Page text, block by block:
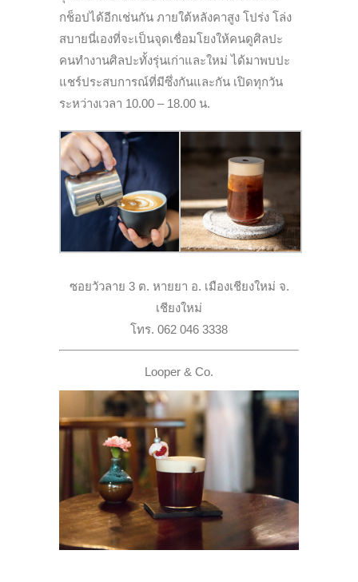
กช็อปได้อีกเช่นกัน ภายใต้หลังคาสูง โปร่ง โล่ง
สบายนี่เองที่จะเป็นจุดเชื่อมโยงให้คนดูศิลปะ
คนทำงานศิลปะทั้งรุ่นเก่าและใหม่ ได้มาพบปะ
แชร์ประสบการณ์ที่มีซึ่งกันและกัน เปิดทุกวัน
ระหว่างเวลา 10.00 – 18.00 น.
ซอยวัวลาย 3 ต. หายยา อ. เมืองเชียงใหม่ จ.
เชียงใหม่
โทร. 062 046 3338
Looper & Co.